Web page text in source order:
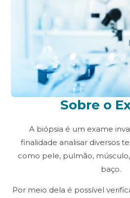
Biópsias
Resultados
Blog
Contato
Ouvidoria
(19) 3475-8090
Sobre o
A biópsia é um exame
finalidade analisar diversos
como pele, pulmão,
baço.
Por meio dela é possível